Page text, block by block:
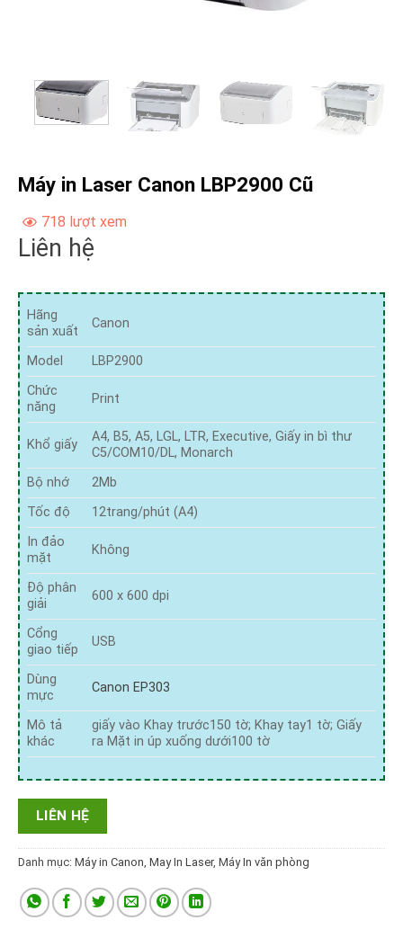
Máy in Laser Canon LBP2900 Cũ
718 lượt xem
Liên hệ
Hãng
sản xuất
Canon
Model
LBP2900
Chức
năng
Print
Khổ giấy
A4, B5, A5, LGL, LTR, Executive, Giấy in bì thư
C5/COM10/DL, Monarch
Bộ nhớ
2Mb
Tốc độ
12trang/phút (A4)
In đảo
mặt
Không
Độ phân
giải
600 x 600 dpi
Cổng
giao tiếp
USB
Dùng
mực
Canon EP303
Mô tả
khác
giấy vào Khay trước150 tờ; Khay tay1 tờ; Giấy
ra Mặt in úp xuống dưới100 tờ
LIÊN HỆ
Danh mục: Máy in Canon May In Laser, Máy In văn phòng